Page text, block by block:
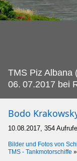
TMS Piz Albana
06. 07.2017 bei
Bodo
10.08.2017, 354
Bilder und Fotos von
TMS - Tankmotorschiffe »